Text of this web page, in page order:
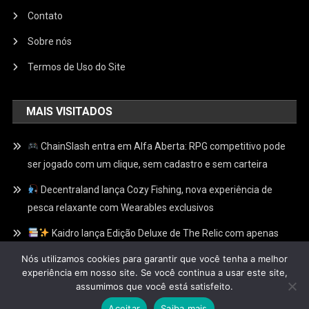
Contato
Sobre nós
Termos de Uso do Site
MAIS VISITADOS
ChainSlash entra em Alfa Aberta: RPG competitivo pode
ser jogado com um clique, sem cadastro e sem carteira
Decentraland lança Cozy Fishing, nova experiência de
pesca relaxante com Wearables exclusivos
Kaidro lança Edição Deluxe de The Relic com apenas
exclusivas no Web3
Nós utilizamos cookies para garantir que você tenha a melhor
experiência em nosso site. Se você continua a usar este site,
assumimos que você está satisfeito.